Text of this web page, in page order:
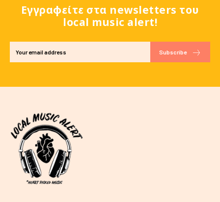
Εγγραφείτε στα newsletters του
local music alert!
Subscribe